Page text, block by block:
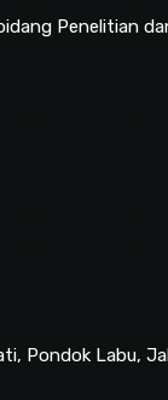
Penelitian
Pondok Labu,